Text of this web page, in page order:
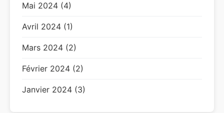
Mai 2024 (4)
Avril 2024 (1)
Mars 2024 (2)
Février 2024 (2)
Janvier 2024 (3)